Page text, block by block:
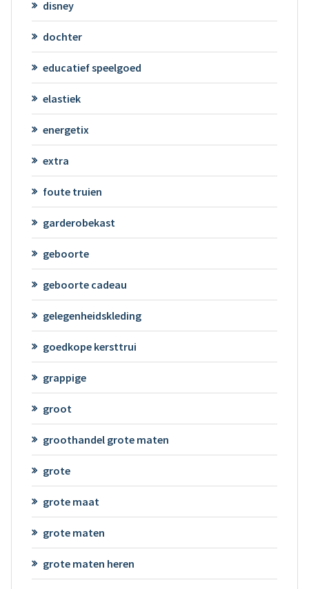
disney
dochter
educatief speelgoed
elastiek
energetix
extra
foute truien
garderobekast
geboorte
geboorte cadeau
gelegenheidskleding
goedkope kersttrui
grappige
groot
groothandel grote maten
grote
grote maat
grote maten
grote maten heren